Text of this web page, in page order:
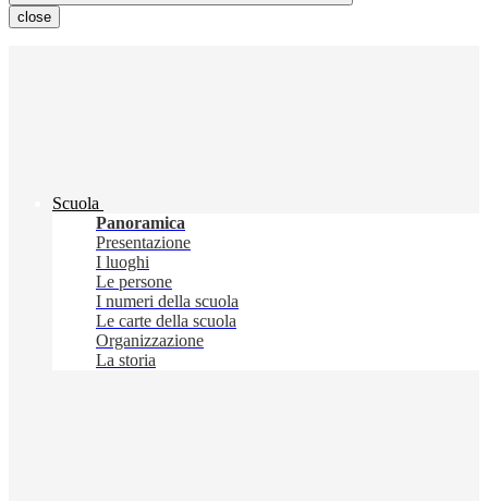
close
Scuola
Panoramica
Presentazione
I luoghi
Le persone
I numeri della scuola
Le carte della scuola
Organizzazione
La storia